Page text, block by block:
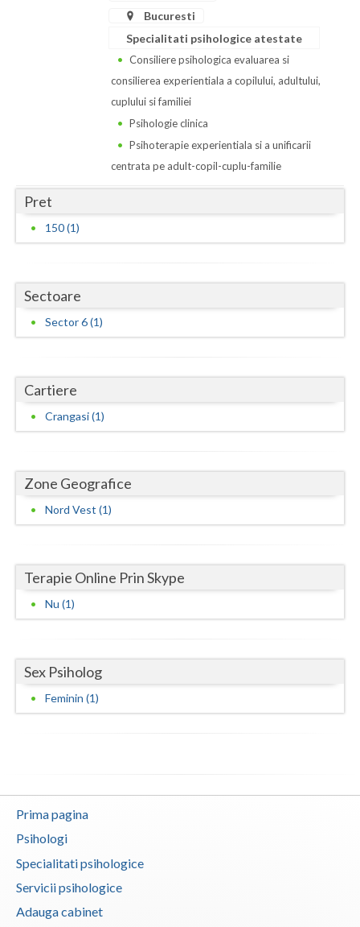
Hunedoara
Ialomita
Ilfov
Maramures
Mures
Neamt
Prahova
Sibiu
Suceava
Timis
Tulcea
Vrancea
Bucuresti
Specialitati psihologice atestate
Consiliere psihologica evaluarea si
consilierea experientiala a copilului, adultului,
cuplului si familiei
Psihologie clinica
Psihoterapie experientiala si a unificarii
centrata pe adult-copil-cuplu-familie
Pret
150 (1)
Sectoare
Sector 6 (1)
Cartiere
Crangasi (1)
Zone Geografice
Nord Vest (1)
Terapie Online Prin Skype
Nu (1)
Sex Psiholog
Feminin (1)
Prima pagina
Psihologi
Specialitati psihologice
Servicii psihologice
Adauga cabinet